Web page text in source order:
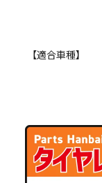
【適合車種】